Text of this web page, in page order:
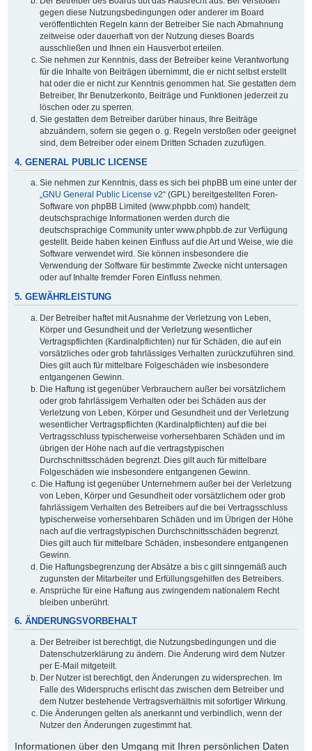
gegen diese Nutzungsbedingungen oder anderer im Board
veröffentlichten Regeln kann der Betreiber Sie nach Abmahnung
zeitweise oder dauerhaft von der Nutzung dieses Boards
ausschließen und Ihnen ein Hausverbot erteilen.
Sie nehmen zur Kenntnis, dass der Betreiber keine Verantwortung
für die Inhalte von Beiträgen übernimmt, die er nicht selbst erstellt
hat oder die er nicht zur Kenntnis genommen hat. Sie gestatten dem
Betreiber, Ihr Benutzerkonto, Beiträge und Funktionen jederzeit zu
löschen oder zu sperren.
Sie gestatten dem Betreiber darüber hinaus, Ihre Beiträge
abzuändern, sofern sie gegen o. g. Regeln verstoßen oder geeignet
sind, dem Betreiber oder einem Dritten Schaden zuzufügen.
4. GENERAL PUBLIC LICENSE
Sie nehmen zur Kenntnis, dass es sich bei phpBB um eine unter der
„GNU General Public License v2“ (GPL) bereitgestellten Foren-
Software von phpBB Limited (www.phpbb.com) handelt;
deutschsprachige Informationen werden durch die
deutschsprachige Community unter www.phpbb.de zur Verfügung
gestellt. Beide haben keinen Einfluss auf die Art und Weise, wie die
Software verwendet wird. Sie können insbesondere die
Verwendung der Software für bestimmte Zwecke nicht untersagen
oder auf Inhalte fremder Foren Einfluss nehmen.
5. GEWÄHRLEISTUNG
Der Betreiber haftet mit Ausnahme der Verletzung von Leben,
Körper und Gesundheit und der Verletzung wesentlicher
Vertragspflichten (Kardinalpflichten) nur für Schäden, die auf ein
vorsätzliches oder grob fahrlässiges Verhalten zurückzuführen sind.
Dies gilt auch für mittelbare Folgeschäden wie insbesondere
entgangenen Gewinn.
Die Haftung ist gegenüber Verbrauchern außer bei vorsätzlichem
oder grob fahrlässigem Verhalten oder bei Schäden aus der
Verletzung von Leben, Körper und Gesundheit und der Verletzung
wesentlicher Vertragspflichten (Kardinalpflichten) auf die bei
Vertragsschluss typischerweise vorhersehbaren Schäden und im
übrigen der Höhe nach auf die vertragstypischen
Durchschnittsschäden begrenzt. Dies gilt auch für mittelbare
Folgeschäden wie insbesondere entgangenen Gewinn.
Die Haftung ist gegenüber Unternehmern außer bei der Verletzung
von Leben, Körper und Gesundheit oder vorsätzlichem oder grob
fahrlässigem Verhalten des Betreibers auf die bei Vertragsschluss
typischerweise vorhersehbaren Schäden und im Übrigen der Höhe
nach auf die vertragstypischen Durchschnittsschäden begrenzt.
Dies gilt auch für mittelbare Schäden, insbesondere entgangenen
Gewinn.
Die Haftungsbegrenzung der Absätze a bis c gilt sinngemäß auch
zugunsten der Mitarbeiter und Erfüllungsgehilfen des Betreibers.
Ansprüche für eine Haftung aus zwingendem nationalem Recht
bleiben unberührt.
6. ÄNDERUNGSVORBEHALT
Der Betreiber ist berechtigt, die Nutzungsbedingungen und die
Datenschutzerklärung zu ändern. Die Änderung wird dem Nutzer
per E-Mail mitgeteilt.
Der Nutzer ist berechtigt, den Änderungen zu widersprechen. Im
Falle des Widerspruchs erlischt das zwischen dem Betreiber und
dem Nutzer bestehende Vertragsverhältnis mit sofortiger Wirkung.
Die Änderungen gelten als anerkannt und verbindlich, wenn der
Nutzer den Änderungen zugestimmt hat.
Informationen über den Umgang mit Ihren persönlichen Daten